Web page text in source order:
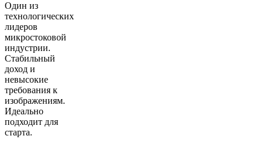
Один из
технологических
лидеров
микростоковой
индустрии.
Стабильный
доход и
невысокие
требования к
изображениям.
Идеально
подходит для
старта.